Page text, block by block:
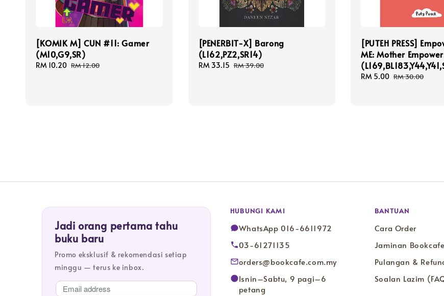
[KOMIK M] CUN #11: Gamer
(M10,G9,SR)
Sale
RM 10.20 Regular
RM 12.00
[PENERBIT-X] Barong
(L162,PZ2,SR14)
Sale
RM 33.15 Regular
RM 39.00
[PUTEH PRESS]
ME: Mother
Sale
RM 5.00 Regular
RM 30.00
Jadi orang pertama tahu
buku baru
Promo eksklusif & rekomendasi setiap
minggu — terus ke inbox.
HUBUNGI KAMI
WhatsApp 016-6611972
03-61271135
orders@bookcafe.com.my
Isnin–Sabtu, 9 pagi–6
petang
BANTUAN
Cara Order
Jaminan Bookcafe
Pulangan &
Soalan Lazim